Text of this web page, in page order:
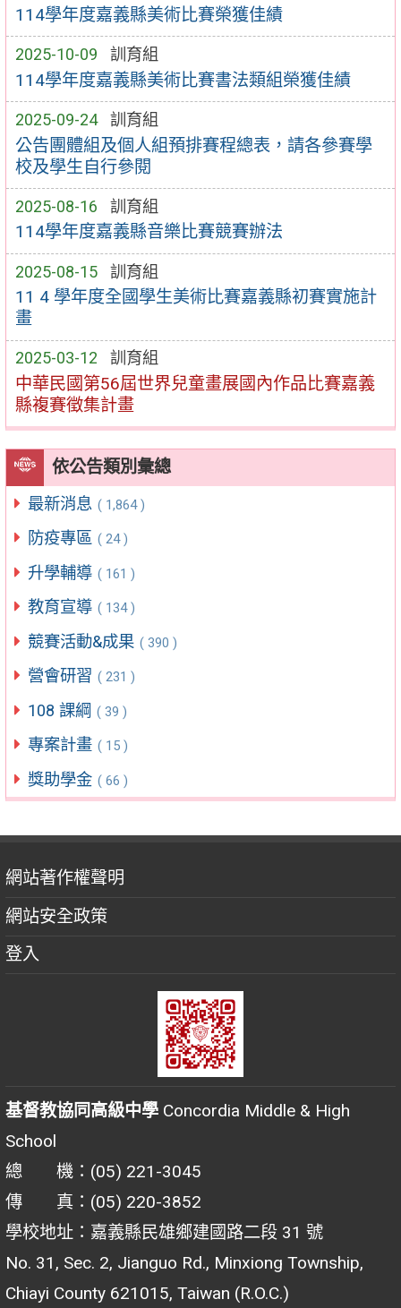
114學年度嘉義縣美術比賽榮獲佳績
2025-10-09 訓育組
114學年度嘉義縣美術比賽書法類組榮獲佳績
2025-09-24 訓育組
公告團體組及個人組預排賽程總表，請各參賽學
校及學生自行參閱
2025-08-16 訓育組
114學年度嘉義縣音樂比賽競賽辦法
2025-08-15 訓育組
11 4 學年度全國學生美術比賽嘉義縣初賽實施計
畫
2025-03-12 訓育組
中華民國第56屆世界兒童畫展國內作品比賽嘉義
縣複賽徵集計畫
依公告類別彙總
最新消息 ( 1,864 )
防疫專區 ( 24 )
升學輔導 ( 161 )
教育宣導 ( 134 )
競賽活動&成果 ( 390 )
營會研習 ( 231 )
108 課綱 ( 39 )
專案計畫 ( 15 )
獎助學金 ( 66 )
網站著作權聲明
網站安全政策
登入
基督教協同高級中學 Concordia Middle & High
School
總 機：(05) 221-3045
傳 真：(05) 220-3852
學校地址：嘉義縣民雄鄉建國路二段 31 號
No. 31, Sec. 2, Jianguo Rd., Minxiong Township,
Chiayi County 621015, Taiwan (R.O.C.)